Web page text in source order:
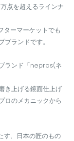
点を超えるラインナ
ターマーケットでも
ランドです。
ランド「nepros(ネ
き上げる鏡面仕上げ
ロのメカニックから
す、日本の匠のもの